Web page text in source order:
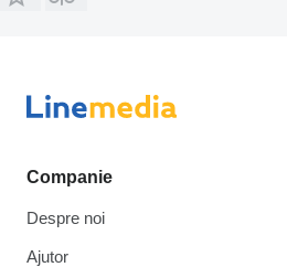
Companie
Despre noi
Ajutor